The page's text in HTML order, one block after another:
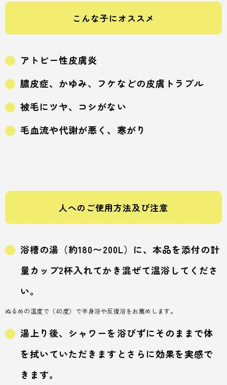
こんな子にオススメ
アトピー性皮膚炎
膿皮症、かゆみ、フケなどの皮膚トラブル
被毛にツヤ、コシがない
毛血流や代謝が悪く、寒がり
人へのご使用方法及び注意
浴槽の湯（約180〜200L）に、本品を添付の計
量カップ2杯入れてかき混ぜて温浴してくださ
い。
ぬるめの温度で（40度）で半身浴や反復浴をお薦めします。
湯上り後、シャワーを浴びずにそのままで体
を拭いていただきますとさらに効果を実感で
きます。